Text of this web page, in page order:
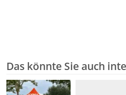
Das könnte Sie auch